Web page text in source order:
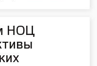
НОЦ